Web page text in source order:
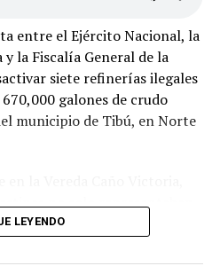
entre el Ejército Nacional, la
y la Fiscalía General de la
siete refinerías ilegales
galones de crudo
municipio de Tibú, en Norte
no solo representaban
y a extensas áreas de
estas actividades están
LEYENDO